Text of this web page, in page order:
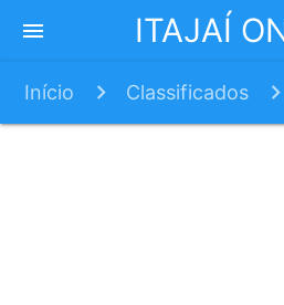
ITAJAÍ
menu
Início Classificados